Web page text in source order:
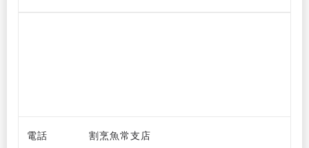
電話 割烹魚常支店